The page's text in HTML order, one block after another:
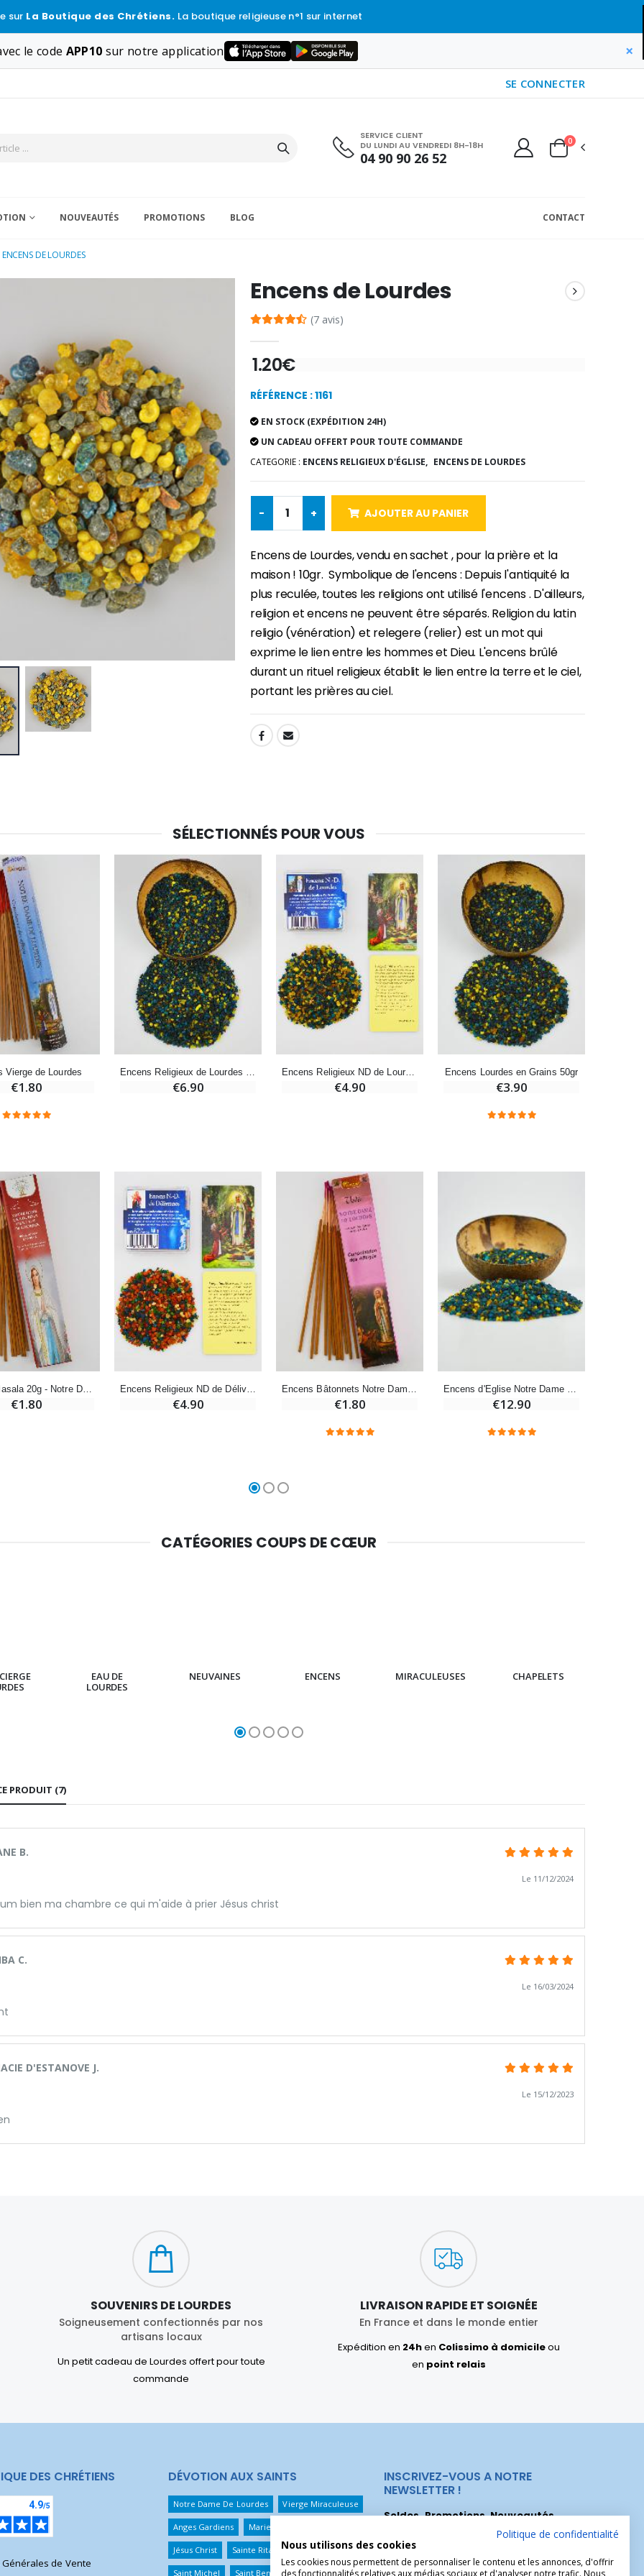
sur La Boutique des Chrétiens. La boutique religieuse n°1 sur internet
le code APP10 sur notre application ×
SE CONNECTER
SERVICE CLIENT
DU LUNDI AU VENDREDI 8H-18H
04 90 90 26 52
0
NOUVEAUTÉS PROMOTIONS BLOG CONTACT
ENCENS DE LOURDES
-30%
€10.00 €7.00
-20%
€12.00 €9.60
€7.90
-10%
€5.50 €4.95
€6.00
-10%
Statue Vierge Miraculeuse Lumineuse
€15.00 €13.50
€12.90
€130.00
€2.50
Chapelet de Lourdes en Bois
-30%
€10.00 €7.00
-20%
Eau de Lourdes 1 Litre
Bougie de Neuvaine Contre le Mal - Saint Michel
€5.50
Encens de Lourdes
(7 avis)
1.20€
RÉFÉRENCE : 1161
EN STOCK (EXPÉDITION 24H)
UN CADEAU OFFERT POUR TOUTE COMMANDE
CATEGORIE : ENCENS RELIGIEUX D'ÉGLISE, ENCENS DE LOURDES
- + AJOUTER AU PANIER
Encens de Lourdes, vendu en sachet , pour la prière et la
maison ! 10gr. Symbolique de l'encens : Depuis l'antiquité la
plus reculée, toutes les religions ont utilisé l'encens . D'ailleurs,
religion et encens ne peuvent être séparés. Religion du latin
religio (vénération) et relegere (relier) est un mot qui
exprime le lien entre les hommes et Dieu. L'encens brûlé
durant un rituel religieux établit le lien entre la terre et le ciel,
portant les prières au ciel.
SHARE:
SÉLECTIONNÉS POUR VOUS
Vierge de Lourdes
€1.80 €6.90
Encens Religieux ND de Lourdes + Prière
€4.90
Encens Lourdes en Grains 50gr
€3.90
Encens Masala 20g - Notre Dame de Lourdes
€1.80
Encens Religieux ND de Délivrance + Prière Lourdes
€4.90 €1.80 €12.90
CATÉGORIES COUPS DE CŒUR
EAU DE
LOURDES
NEUVAINES ENCENS MIRACULEUSES CHAPELETS
PRODUIT (7)
B.
Le 11/12/2024
bien ma chambre ce qui m'aide à prier Jésus christ
C.
Le 16/03/2024
D'ESTANOVE J.
Le 15/12/2023
SOUVENIRS DE LOURDES
Soigneusement confectionnés par nos
artisans locaux
Un petit cadeau de Lourdes offert pour toute
commande
LIVRAISON RAPIDE ET SOIGNÉE
En France et dans le monde entier
Expédition en 24hen Colissimo à domicileou
en point relais
DES CHRÉTIENS
de Vente
DÉVOTION AUX SAINTS
Notre Dame De Lourdes Vierge Miraculeuse
Anges Gardiens Marie Qui Défait Les Noeuds
Jésus Christ Sainte Rita Sainte Thérèse
Saint Michel Saint Benoît Saint Christophe
INSCRIVEZ-VOUS A NOTRE
NEWSLETTER !
Soldes, Promotions, Nouveautés...
Inscrivez-vous maintenant pour recevoir
nos meilleures offres.
Politique de confidentialité
Nous utilisons des cookies
Les cookies nous permettent de personnaliser le contenu et les annonces, d'offrir
des fonctionnalités relatives aux médias sociaux et d'analyser notre trafic. Nous